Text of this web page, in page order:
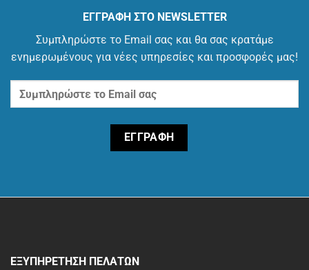
ΕΓΓΡΑΦΗ ΣΤΟ NEWSLETTER
Συμπληρώστε το Email σας και θα σας κρατάμε
ενημερωμένους για νέες υπηρεσίες και προσφορές μας!
ΕΞΥΠΗΡΕΤΗΣΗ ΠΕΛΑΤΩΝ